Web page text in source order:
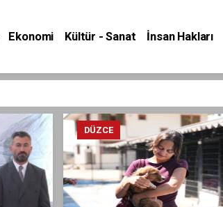
Ekonomi Kültür - Sanat İnsan Hakları
DÜZCE